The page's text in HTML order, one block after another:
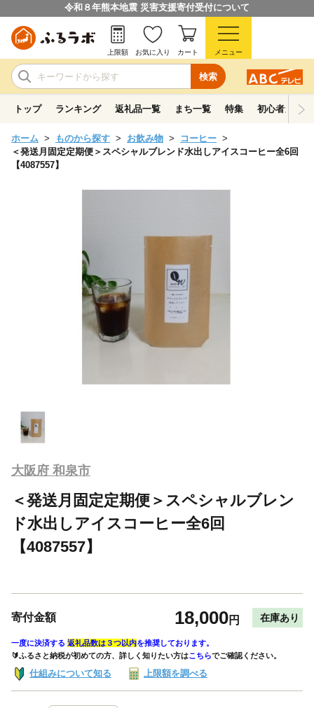
令和８年熊本地震 災害支援寄付受付について
検索
上限額 お気に入り カート メニュー
トップ ランキング 返礼品一覧 まち一覧 特集 初心者ガイド
ホーム ものから探す お飲み物
コーヒー
＜発送月固定定期便＞スペシャルブレンド水出しアイスコーヒー全6回
【4087557】
大阪府 和泉市
＜発送月固定定期便＞スペシャルブレン
ド水出しアイスコーヒー全6回
【4087557】
寄付金額 18,000円 在庫あり
一度に決済する 返礼品数は３つ以内を推奨しております。
🔰ふるさと納税が初めての方、詳しく知りたい方はこちらでご確認ください。
仕組みについて知る 上限額を調べる